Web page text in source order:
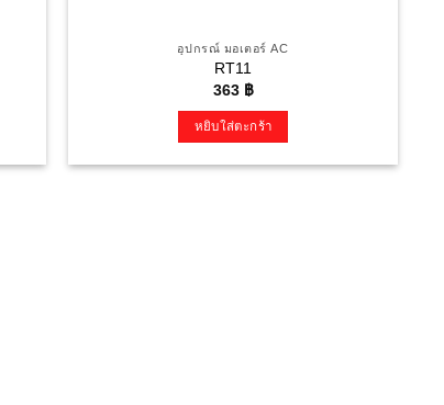
อุปกรณ์ มอเตอร์ AC
RT11
363 ฿
หยิบใส่ตะกร้า